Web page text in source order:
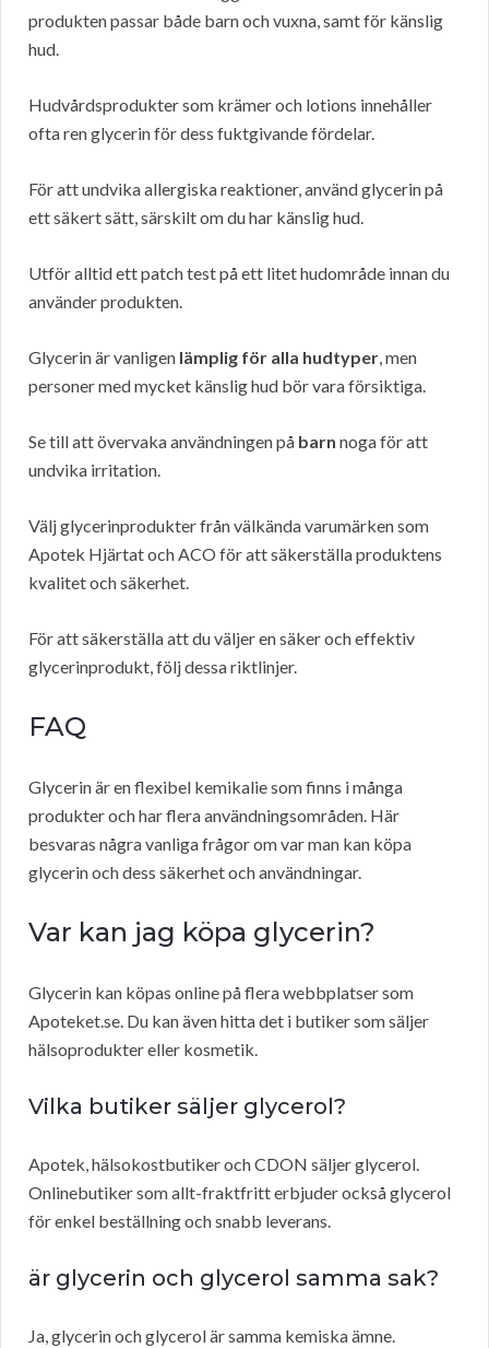
produkten passar både barn och vuxna, samt för känslig
hud.
Hudvårdsprodukter som krämer och lotions innehåller
ofta ren glycerin för dess fuktgivande fördelar.
För att undvika allergiska reaktioner, använd glycerin på
ett säkert sätt, särskilt om du har känslig hud.
Utför alltid ett patch test på ett litet hudområde innan du
använder produkten.
Glycerin är vanligen lämplig för alla hudtyper , men
personer med mycket känslig hud bör vara försiktiga.
Se till att övervaka användningen på barn noga för att
undvika irritation.
Välj glycerinprodukter från välkända varumärken som
Apotek Hjärtat och ACO för att säkerställa produktens
kvalitet och säkerhet.
För att säkerställa att du väljer en säker och effektiv
glycerinprodukt, följ dessa riktlinjer.
FAQ
Glycerin är en flexibel kemikalie som finns i många
produkter och har flera användningsområden. Här
besvaras några vanliga frågor om var man kan köpa
glycerin och dess säkerhet och användningar.
Var kan jag köpa glycerin?
Glycerin kan köpas online på flera webbplatser som
Apoteket.se. Du kan även hitta det i butiker som säljer
hälsoprodukter eller kosmetik.
Vilka butiker säljer glycerol?
Apotek, hälsokostbutiker och CDON säljer glycerol.
Onlinebutiker som allt-fraktfritt erbjuder också glycerol
för enkel beställning och snabb leverans.
är glycerin och glycerol samma sak?
Ja, glycerin och glycerol är samma kemiska ämne.